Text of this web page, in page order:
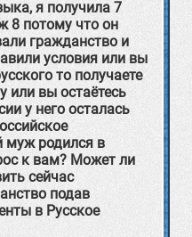
я получила 7
8 потому что он
гражданство и
условия или вы
то получаете
или вы остаётесь
у него осталась
муж родился в
к вам? Может ли
сейчас
подав
в Русское